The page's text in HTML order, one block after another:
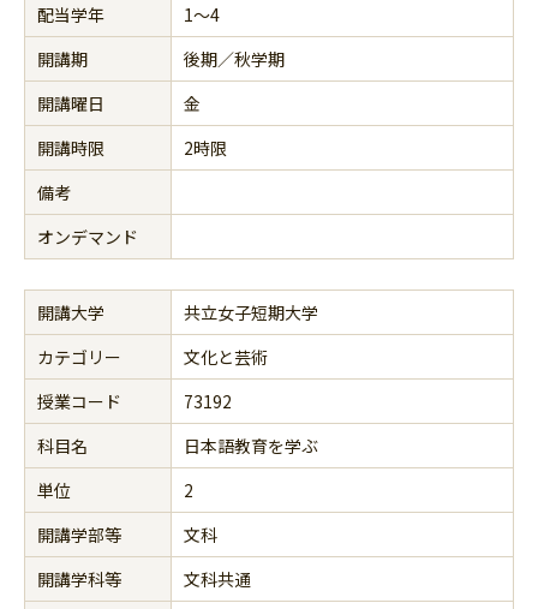
配当学年
1～4
開講期
後期／秋学期
開講曜日
金
開講時限
2時限
備考
オンデマンド
開講大学
共立女子短期大学
カテゴリー
文化と芸術
授業コード
73192
科目名
日本語教育を学ぶ
単位
2
開講学部等
文科
開講学科等
文科共通